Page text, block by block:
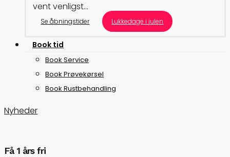
vent venligst...
Se åbningstider Lukkedage i julen
Book tid
Book Service
Book Prøvekørsel
Book Rustbehandling
Nyheder
Få
Få 1 års fri